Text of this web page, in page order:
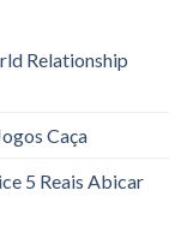
Relationship
Caça
5 Reais Abicar